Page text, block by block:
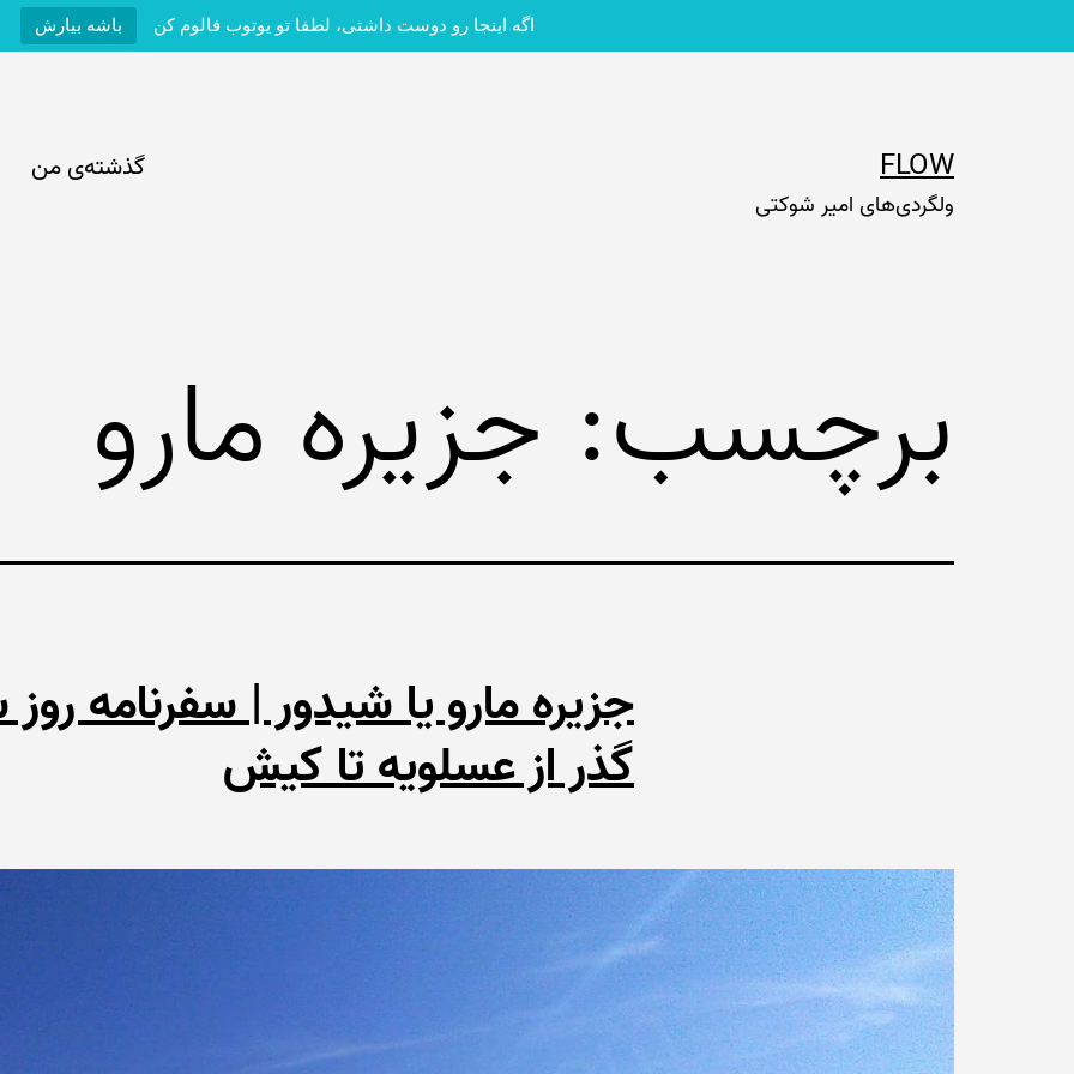
اگه اینجا رو دوست داشتی، لطفا تو یوتوب فالوم کن باشه بیارش
FLOW
ولگردی‌های امیر شوکتی
گذشته‌ی من
برچسب: جزیره مارو
جزیره مارو یا شیدور | سفرنامه
گذر از عسلویه تا کیش